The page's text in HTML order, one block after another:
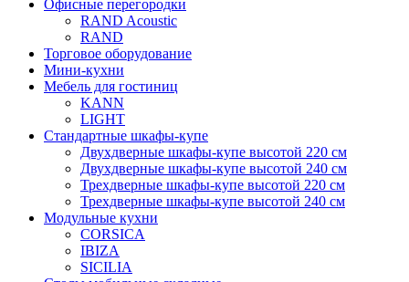
Офисные перегородки
RAND Acoustic
RAND
Торговое оборудование
Мини-кухни
Мебель для гостиниц
KANN
LIGHT
Стандартные шкафы-купе
Двухдверные шкафы-купе высотой 220 см
Двухдверные шкафы-купе высотой 240 см
Трехдверные шкафы-купе высотой 220 см
Трехдверные шкафы-купе высотой 240 см
Модульные кухни
CORSICA
IBIZA
SICILIA